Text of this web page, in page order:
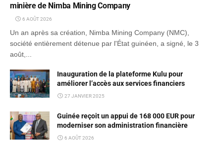
minière de Nimba Mining Company
6 AOÛT 2026
Un an après sa création, Nimba Mining Company (NMC),
société entièrement détenue par l'État guinéen, a signé, le 3
août,...
Inauguration de la plateforme Kulu pour
améliorer l’accès aux services financiers
27 JANVIER 2025
Guinée reçoit un appui de 168 000 EUR pour
moderniser son administration financière
6 AOÛT 2026